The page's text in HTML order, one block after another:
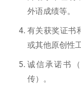
外语成绩等。
有关获奖证书
或其他原创性
诚信承诺书
传）。